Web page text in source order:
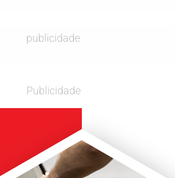
publicidade
Publicidade